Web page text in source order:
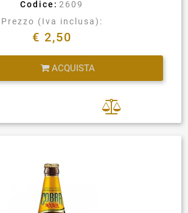
Codice: 2609
Prezzo (Iva inclusa):
€ 2,50
ACQUISTA